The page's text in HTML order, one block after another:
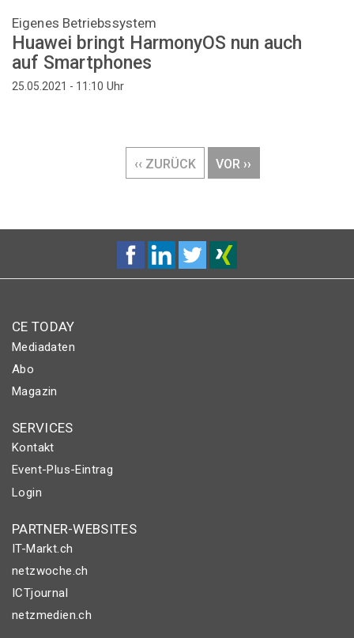
Eigenes Betriebssystem
Huawei bringt HarmonyOS nun auch
auf Smartphones
25.05.2021 - 11:10 Uhr
VORHERIGE
SEITE
‹‹ ZURÜCK
NÄCHSTE
SEITE
VOR ››
CE TODAY
Mediadaten
Abo
Magazin
SERVICES
Kontakt
Event-Plus-Eintrag
Login
PARTNER-WEBSITES
IT-Markt.ch
netzwoche.ch
ICTjournal
netzmedien.ch